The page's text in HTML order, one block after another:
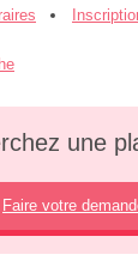
une
Faire votre